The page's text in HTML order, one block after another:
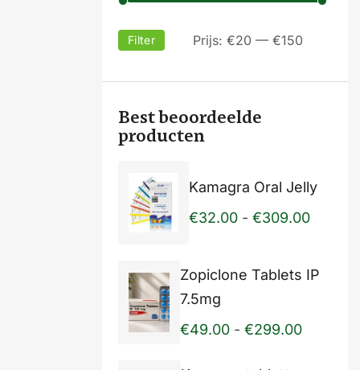
Filter Prijs:€20 —€150
Best beoordeelde
producten
Kamagra Oral Jelly
€32.00 - €309.00
Zopiclone Tablets IP
7.5mg
€49.00 - €299.00